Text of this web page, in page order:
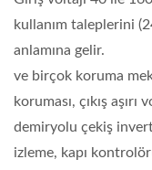
kullanım taleplerini
anlamına gelir.
ve birçok koruma
koruması, çıkış aşırı
demiryolu çekiş
izleme, kapı